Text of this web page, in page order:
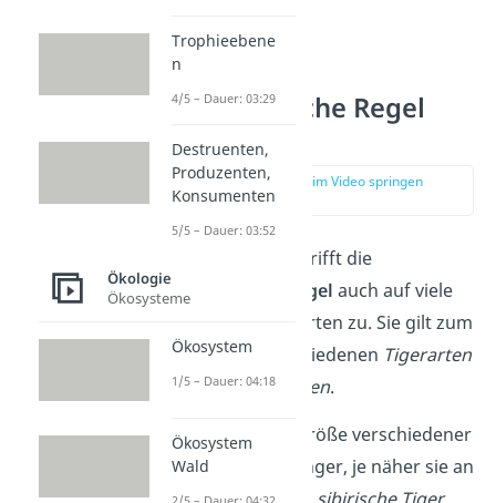
Bergmannsche Regel
Beispiel
zur Stelle im Video springen
(01:48)
trifft die
Bergmannsche Regel auch auf viele
andere Säugetierarten zu. Sie gilt zum
Beispielbei verschiedenen Tigerarten
und beiPinguinarten.
Tiger:Die Körpergröße verschiedener
Tigerarten ist geringer, je näher sie an
Trophieebene
n
4/5 – Dauer: 03:29
Destruenten,
Produzenten,
Konsumenten
5/5 – Dauer: 03:52
Ökologie
Ökosysteme
Ökosystem
1/5 – Dauer: 04:18
Ökosystem
Wald